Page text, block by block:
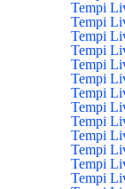
Tempi
Tempi
Tempi
Tempi
Tempi
Tempi
Tempi
Tempi
Tempi
Tempi
Tempi
Tempi
Tempi